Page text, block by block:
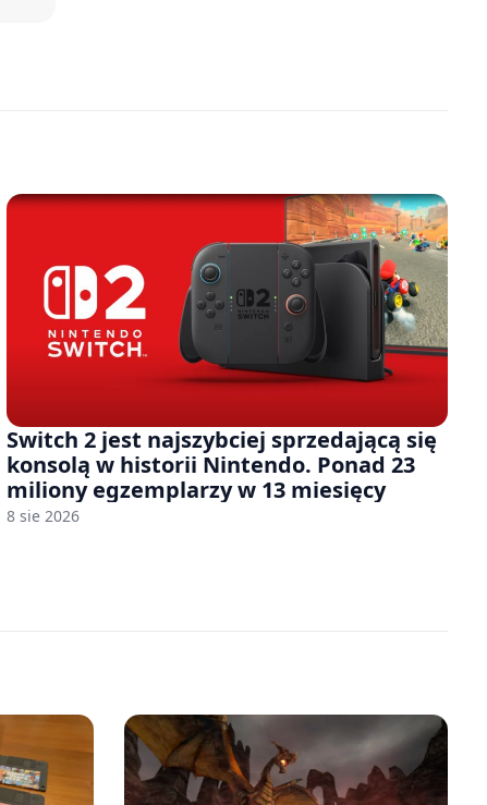
Switch 2 jest najszybciej sprzedającą się
konsolą w historii Nintendo. Ponad 23
miliony egzemplarzy w 13 miesięcy
8 sie 2026